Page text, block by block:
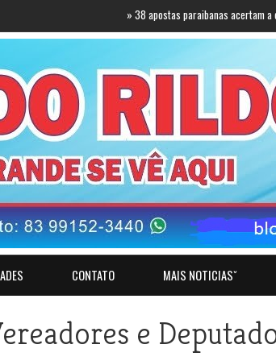
38 apostas paraibanas acertam a quadra
CONTATO MAIS NOTICIASˇ
e